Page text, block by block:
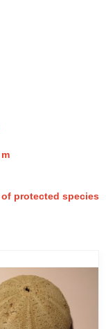
protected species